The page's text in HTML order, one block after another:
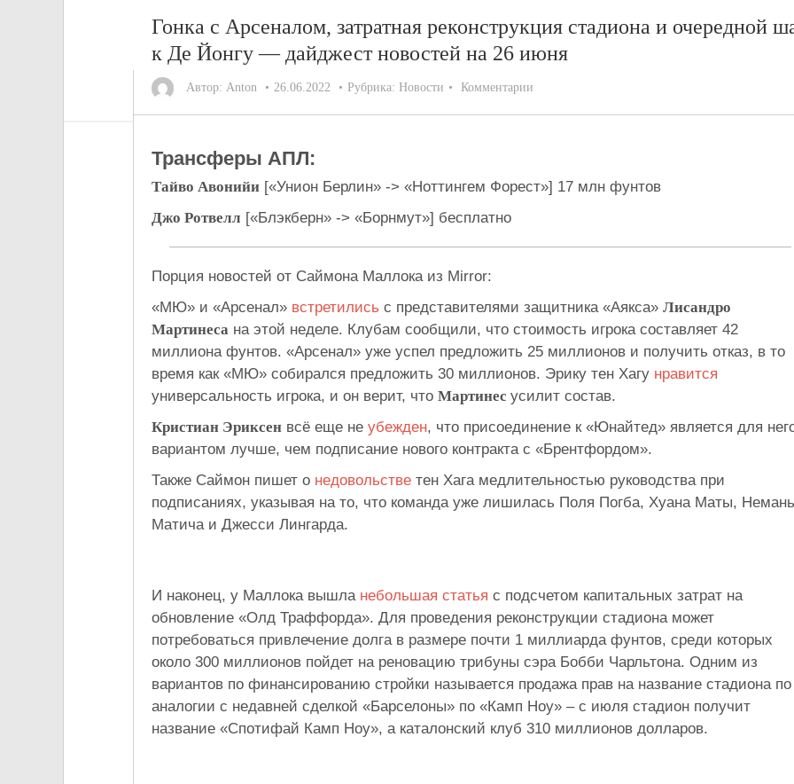
Гонка с Арсеналом, затратная реконструкция стадиона и очередной
к Де Йонгу — дайджест новостей на 26 июня
Автор: Anton 26.06.2022 Рубрика: Новости Комментарии
Трансферы АПЛ:
Тайво Авонийи [«Унион Берлин» -> «Ноттингем Форест»] 17 млн фунтов
Джо Ротвелл [«Блэкберн» -> «Борнмут»] бесплатно
Порция новостей от Саймона Маллока из Mirror:
«МЮ» и «Арсенал» встретились с представителями защитника «Аякса» Лисандро
Мартинеса на этой неделе. Клубам сообщили, что стоимость игрока составляет 42
миллиона фунтов. «Арсенал» уже успел предложить 25 миллионов и получить отказ, в то
время как «МЮ» собирался предложить 30 миллионов. Эрику тен Хагу нравится
универсальность игрока, и он верит, что Мартинес усилит состав.
Кристиан Эриксен всё еще не убежден, что присоединение к «Юнайтед» является для
вариантом лучше, чем подписание нового контракта с «Брентфордом».
Также Саймон пишет о недовольстве тен Хага медлительностью руководства при
подписаниях, указывая на то, что команда уже лишилась Поля Погба, Хуана Маты,
Матича и Джесси Лингарда.
И наконец, у Маллока вышла небольшая статья с подсчетом капитальных затрат на
обновление «Олд Траффорда». Для проведения реконструкции стадиона может
потребоваться привлечение долга в размере почти 1 миллиарда фунтов, среди которых
около 300 миллионов пойдет на реновацию трибуны сэра Бобби Чарльтона. Одним из
вариантов по финансированию стройки называется продажа прав на название стадиона по
аналогии с недавней сделкой «Барселоны» по «Камп Ноу» – с июля стадион получит
название «Спотифай Камп Ноу», а каталонский клуб 310 миллионов долларов.